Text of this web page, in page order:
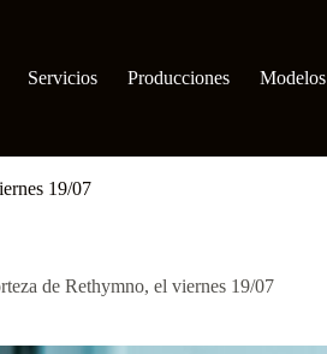
Servicios Producciones Modelos
19/07
de Rethymno, el viernes 19/07